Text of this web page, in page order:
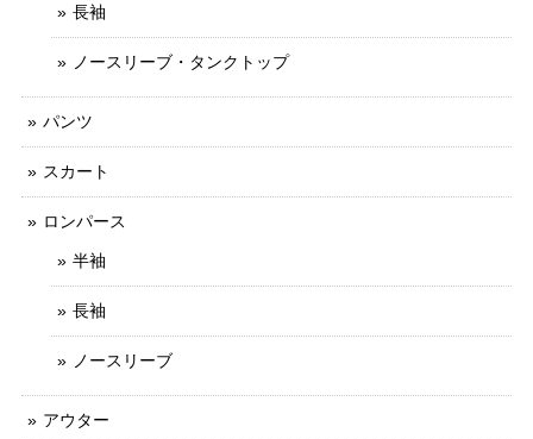
長袖
ノースリーブ・タンクトップ
パンツ
スカート
ロンパース
半袖
長袖
ノースリーブ
アウター